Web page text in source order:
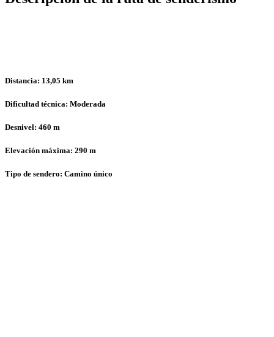
Distancia: 13,05 km
Dificultad técnica: Moderada
Desnivel: 460 m
Elevación máxima: 290 m
Tipo de sendero: Camino único